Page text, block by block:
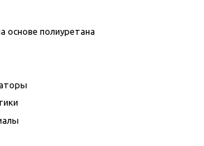
основе полиуретана